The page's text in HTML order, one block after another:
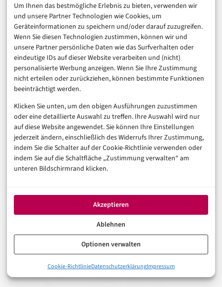
Um Ihnen das bestmögliche Erlebnis zu bieten, verwenden wir
und unsere Partner Technologien wie Cookies, um
Geräteinformationen zu speichern und/oder darauf zuzugreifen.
Wenn Sie diesen Technologien zustimmen, können wir und
unsere Partner persönliche Daten wie das Surfverhalten oder
eindeutige IDs auf dieser Website verarbeiten und (nicht)
personalisierte Werbung anzeigen. Wenn Sie Ihre Zustimmung
nicht erteilen oder zurückziehen, können bestimmte Funktionen
beeinträchtigt werden.
Klicken Sie unten, um den obigen Ausführungen zuzustimmen
oder eine detaillierte Auswahl zu treffen. Ihre Auswahl wird nur
auf diese Website angewendet. Sie können Ihre Einstellungen
jederzeit ändern, einschließlich des Widerrufs Ihrer Zustimmung,
indem Sie die Schalter auf der Cookie-Richtlinie verwenden oder
indem Sie auf die Schaltfläche „Zustimmung verwalten“ am
unteren Bildschirmrand klicken.
Akzeptieren
Ablehnen
Optionen verwalten
Cookie-RichtlinieDatenschutzerklärungImpressum
isolieren. JSON Mode für Tool-Parametrisierung
aktivieren. AgentOps-Logging einschalten und auf
anomale Tool-Calls überwachen. Agentic Testing vor
jedem produktionsnahen Deployment durchführen –
Prompt-Injection-Szenarien eingeschlossen.
Das sind die Patches, die Commits, die
Konfigurationsparameter. Wenig überraschend reichen
sie nicht. Die grundlegende Architekturentscheidung –
Agents als Brücke zwischen untrusted Input und
privilegierten Systemkomponenten – bleibt auch nach
Version 0.7.2 bestehen. Kein Commit schreibt das um.
zukünftig – als experimentelle Tools mit
entsprechender Isolation, oder als vollwertige
Systemkomponenten mit dem dazugehörigen
Sicherheits-Review, Privilege-Management und Audit-
Trail? Diese Entscheidung fällt gerade, in vielen Teams
gleichzeitig, oft ohne explizites Bewusstsein, dass sie
AutoJack: Wenn der KI-Agent zum RCE-Gateway wird